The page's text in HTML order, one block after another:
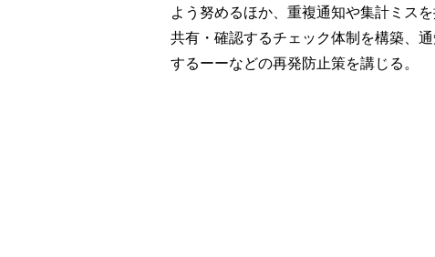
よう努めるほか、重複通知や集計ミス
共有・確認するチェック体制を構築、
するーーなどの再発防止策を講じる。